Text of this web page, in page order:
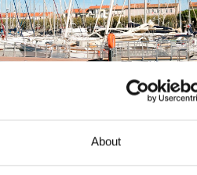
About